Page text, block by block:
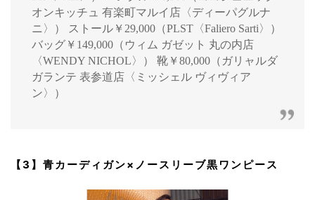
オンキッチュ 有楽町マルイ店〈ディーパグルナ
ニ〉） ストール￥29,000（PLST〈Faliero Sarti〉）
バッグ￥149,000（ウィム ガゼット 丸の内店
〈WENDY NICHOL〉） 靴￥80,000（ガリャルダ
ガランテ 表参道店〈ミッシェル ヴィヴィア
ン〉）
【3】青カーディガン×ノースリーブ黒ワンピース